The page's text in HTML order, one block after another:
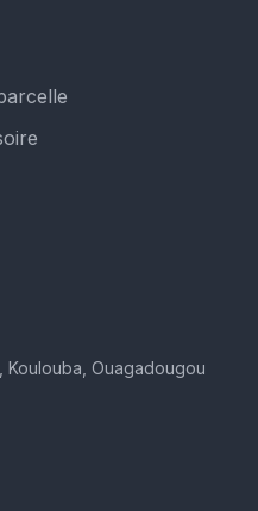
Koulouba, Ouagadougou